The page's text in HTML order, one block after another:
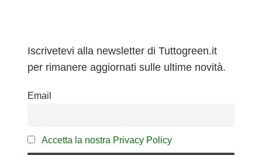
Iscrivetevi alla newsletter di Tuttogreen.it
per rimanere aggiornati sulle ultime novità.
Email
Accetta la nostra Privacy Policy